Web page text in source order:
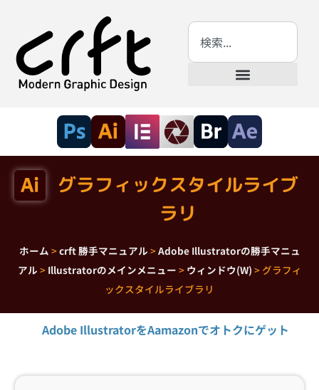
グラフィックスタイルライブ
ラリ
ホーム >crft 勝手マニュアル >Adobe Illustratorの勝手マニュ
アル > Illustratorのメインメニュー > ウィンドウ(W) > グラフィ
ックスタイルライブラリ
Adobe IllustratorをAamazonでオトクにゲット